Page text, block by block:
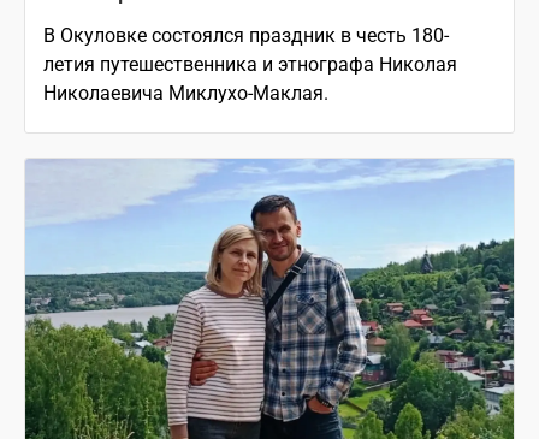
В Окуловке состоялся праздник в честь 180-
летия путешественника и этнографа Николая
Николаевича Миклухо-Маклая.